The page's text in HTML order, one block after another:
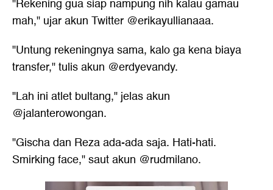
"Rekening gua siap nampung nih kalau gamau
mah," ujar akun Twitter @erikayullianaaa.
"Untung rekeningnya sama, kalo ga kena biaya
transfer," tulis akun @erdyevandy.
"Lah ini atlet bultang," jelas akun
@jalanterowongan.
"Gischa dan Reza ada-ada saja. Hati-hati.
Smirking face," saut akun @rudmilano.